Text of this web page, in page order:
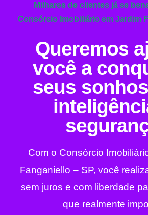
Milhares de clientes já se
Consórcio Imobiliário em Jardim
Queremos
você a
seus
Com o Consórcio
Fanganiello – SP, você
sem juros e com liberdade
que realmente